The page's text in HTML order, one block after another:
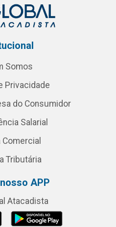
Somos
Privacidade
do Consumidor
Salarial
Tributária
APP
Atacadista